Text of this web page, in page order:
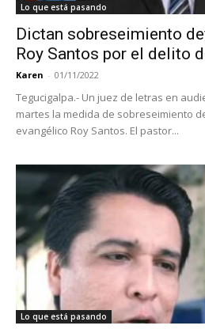
Lo que está pasando
Dictan sobreseimiento
Roy Santos por el delito
Karen - 01/11/2022
Tegucigalpa.- Un juez de letras en
martes la medida de sobreseimiento
evangélico Roy Santos. El pastor...
Lo que está pasando